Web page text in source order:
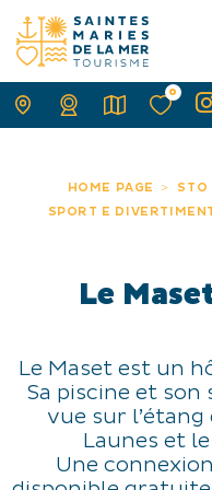
HOME PAGE
STO
SPORT E
Le
Le Maset est un
Sa piscine et
vue sur
Launes et
Une
0